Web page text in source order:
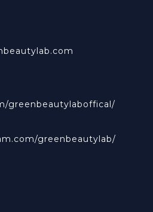
greenbeautylaboffical/
greenbeautylab/